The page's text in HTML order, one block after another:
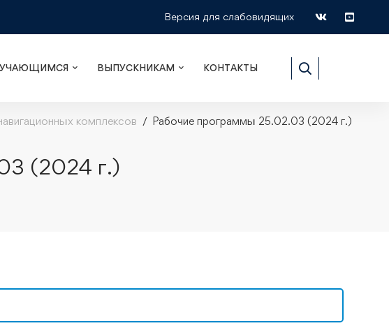
Версия для слабовидящих
ВЫПУСКНИКАМ КОНТАКТЫ
комплексов Рабочие программы 25.02.03 (2024 г.)
(2024 г.)